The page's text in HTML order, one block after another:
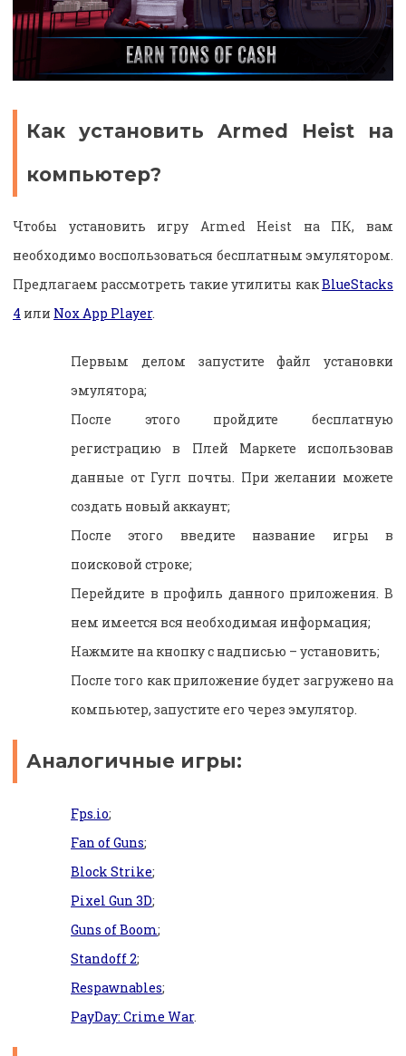
Как установить Armed Heist на
компьютер?
Чтобы установить игру Armed Heist на ПК, вам
необходимо воспользоваться бесплатным эмулятором.
Предлагаем рассмотреть такие утилиты какBlueStacks
4 или Nox App Player.
Первым делом запустите файл установки
эмулятора;
После этого пройдите бесплатную
регистрацию в Плей Маркете использовав
данные от Гугл почты. При желании можете
создать новый аккаунт;
После этого введите название игры в
поисковой строке;
Перейдите в профиль данного приложения. В
нем имеется вся необходимая информация;
Нажмите на кнопку с надписью – установить;
После того как приложение будет загружено на
компьютер, запустите его через эмулятор.
Аналогичные игры:
Fps.io;
Fan of Guns;
Block Strike;
Pixel Gun 3D;
Guns of Boom;
Standoff 2;
Respawnables;
PayDay: Crime War.